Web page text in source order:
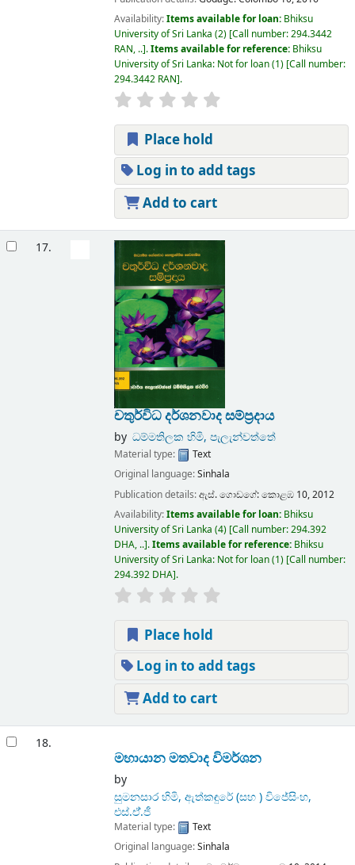
Availability:Items available for loan: Bhiksu
University of Sri Lanka (2) Call number:294.3442
RAN, .. .Items available for reference: Bhiksu
University of Sri Lanka: Not for loan(1) Call number:
294.3442 RAN .
Place hold
Log in to add tags
Add to cart
17.
චතුර්විධ දර්ශනවාද සම්ප්‍රදාය
by ධම්මතිලක හිමි, පැලැන්වත්තේ
Material type:
Text
Original language:Sinhala
Publication details:ඇස්. ගොඩගේ:කොළඹ 10,2012
Availability:Items available for loan: Bhiksu
University of Sri Lanka (4) Call number:294.392
DHA, .. .Items available for reference: Bhiksu
University of Sri Lanka: Not for loan(1) Call number:
294.392 DHA .
Place hold
Log in to add tags
Add to cart
18.
මහායාන මතවාද විමර්ශන
by
සුමනසාර හිමි, ඇත්කඳුරේ (සහ ) විජේසිංහ,
එස්.ඒ්.ජී
Material type:
Text
Original language:Sinhala